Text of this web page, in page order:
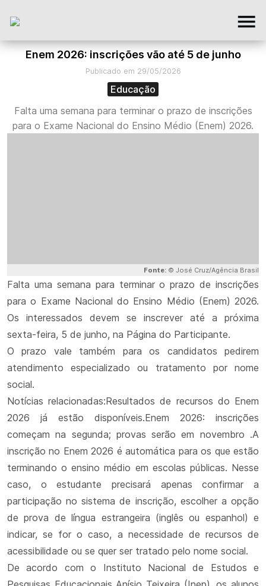
Enem 2026: inscrições vão até 5 de junho
Publicado em 29/05/2026
Educação
Falta uma semana para terminar o prazo de inscrições
para o Exame Nacional do Ensino Médio (Enem) 2026.
Fonte: © José Cruz/Agência Brasil
Falta uma semana para terminar o prazo de inscrições
para o Exame Nacional do Ensino Médio (Enem) 2026.
Os interessados devem se inscrever até a próxima
sexta-feira, 5 de junho, na Página do Participante.
O prazo vale também para os candidatos pedirem
atendimento especializado ou tratamento por nome
social.
Notícias relacionadas:Resultados de recursos do Enem
2026 já estão disponíveis.Enem 2026: inscrições
começam na segunda; provas serão em novembro .A
inscrição no Enem 2026 é automática para os que estão
terminando o ensino médio em escolas públicas. Nesse
caso, o estudante precisará apenas confirmar a
participação no sistema de inscrição, escolher a opção
de prova de língua estrangeira (inglês ou espanhol) e
indicar, se for o caso, a necessidade de recursos de
acessibilidade ou se quer ser tratado pelo nome social.
De acordo com o Instituto Nacional de Estudos e